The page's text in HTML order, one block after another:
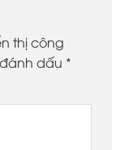
thị công
dấu *